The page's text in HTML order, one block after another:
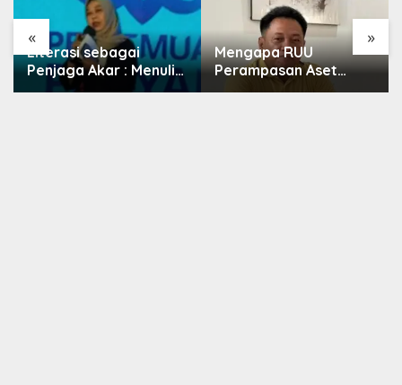
« »
Literasi sebagai
Penjaga Akar : Menulis
Budaya, Merawat
Mengapa RUU
Perampasan Aset
Begitu Sulit Disahkan?